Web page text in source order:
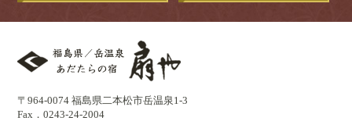
〒964-0074 福島県二本松市岳温泉1-3
Fax．0243-24-2004